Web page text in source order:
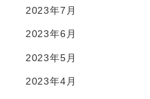
2023年7月
2023年6月
2023年5月
2023年4月